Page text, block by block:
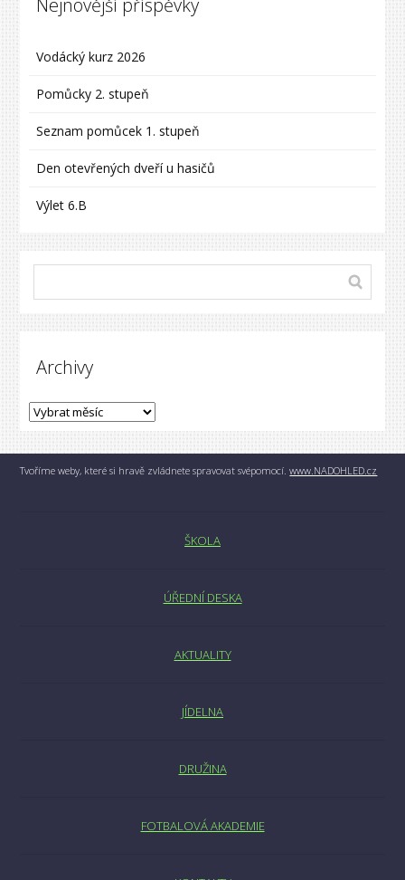
Nejnovější příspěvky
Vodácký kurz 2026
Pomůcky 2. stupeň
Seznam pomůcek 1. stupeň
Den otevřených dveří u hasičů
Výlet 6.B
Archivy
Tvoříme weby, které si hravě zvládnete spravovat svépomocí.www.NADOHLED.cz
ŠKOLA
ÚŘEDNÍ DESKA
AKTUALITY
JÍDELNA
DRUŽINA
FOTBALOVÁ AKADEMIE